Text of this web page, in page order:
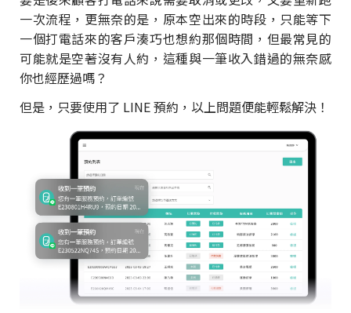
一次流程，更無奈的是，原本空出來的時段，只能等下
一個打電話來的客戶湊巧也想約那個時間，但最常見的
可能就是空著沒有人約，這種與一筆收入錯過的無奈感
你也經歷過嗎？
但是，只要使用了 LINE 預約，以上問題便能輕鬆解決！